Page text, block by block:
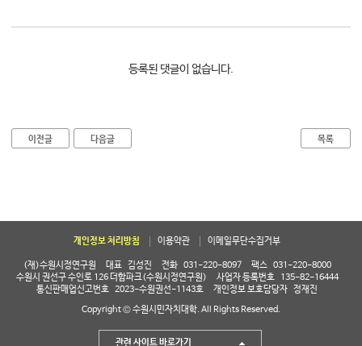
등록된 댓글이 없습니다.
이전글 다음글 목록
개인정보 처리방침 이용약관 이메일무단수집거부
(재)수원시정연구원 대표 김성진 전화 031-220-8097 팩스
031-220-8000
수원시 권선구 수인로 126 더함파크(수원시정연구원)
사업자 등록번호
135-82-16444
통신판매업신고번호 2023-수원권선-1143호 개인정보 보호담당자 정재진
Copyright © 수원시민자치대학. All Rights Reserved.
관련 사이트 바로가기